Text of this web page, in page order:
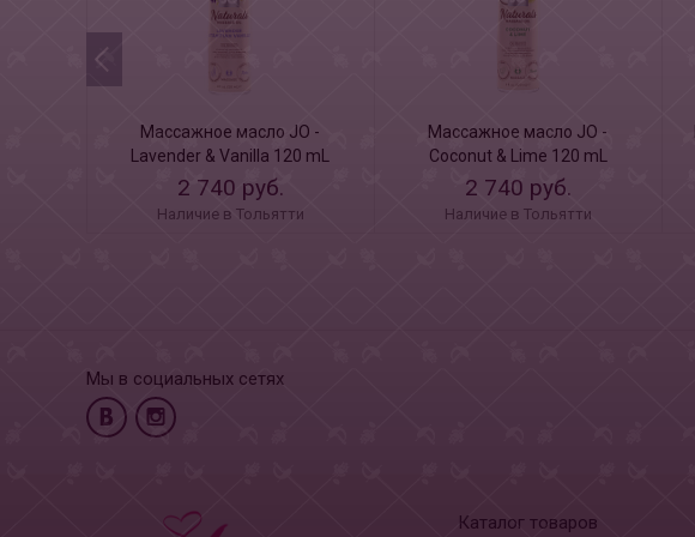
Массажное масло JO -
Lavender & Vanilla 120 mL
2 740 руб.
Наличие в Тольятти
Массажное масло JO -
Coconut & Lime 120 mL
2 740 руб.
Наличие в Тольятти
Мы в социальных сетях
Каталог товаров